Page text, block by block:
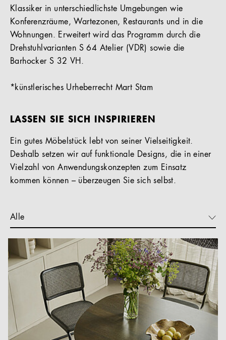
Klassiker in unterschiedlichste Umgebungen wie
Konferenzräume, Wartezonen, Restaurants und in die
Wohnungen. Erweitert wird das Programm durch die
Drehstuhlvarianten S 64 Atelier (VDR) sowie die
Barhocker S 32 VH.
*künstlerisches Urheberrecht Mart Stam
LASSEN SIE SICH INSPIRIEREN
Ein gutes Möbelstück lebt von seiner Vielseitigkeit.
Deshalb setzen wir auf funktionale Designs, die in einer
Vielzahl von Anwendungskonzepten zum Einsatz
kommen können – überzeugen Sie sich selbst.
Alle